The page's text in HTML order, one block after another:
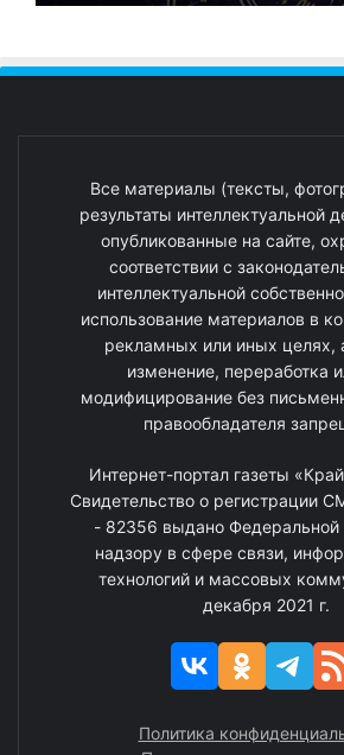
Все материалы (тексты,
результаты интеллектуальной
опубликованные на сайте,
соответствии с
интеллектуальной
использование материалов в
рекламных или иных целях,
изменение, переработка
модифицирование без
правообладателя
Интернет-портал газеты
Свидетельство о регистрации
- 82356 выдано Федеральной
надзору в сфере связи,
технологий и массовых
декабря 2021 г.
Политика